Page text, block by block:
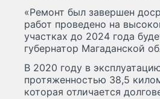
«Ремонт был завершен
работ проведено на
участках до 2024 года
губернатор Магаданской
В 2020 году в
протяженностью 38,5
которая отличается